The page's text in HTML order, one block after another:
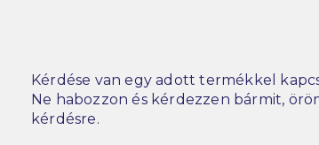
Kérdése van egy adott termékkel
Ne habozzon és kérdezzen bármit,
kérdésre.